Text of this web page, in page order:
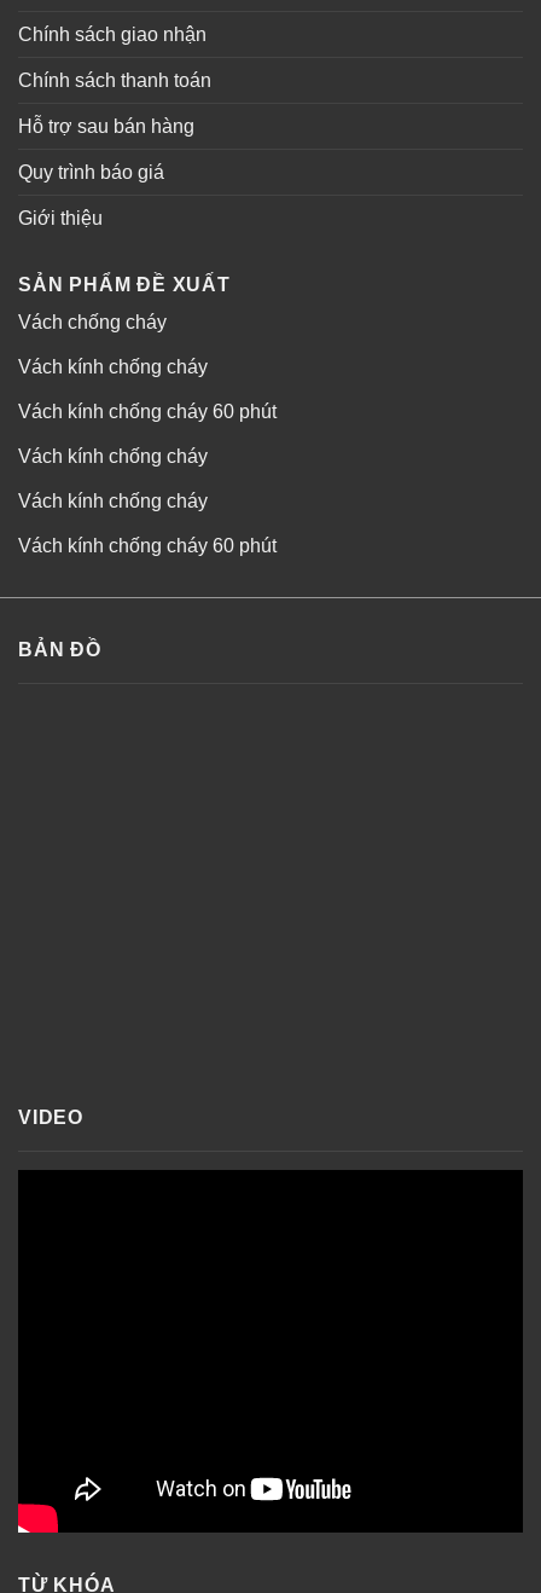
Chính sách giao nhận
Chính sách thanh toán
Hỗ trợ sau bán hàng
Quy trình báo giá
Giới thiệu
SẢN PHẨM ĐỀ XUẤT
Vách chống cháy
Vách kính chống cháy
Vách kính chống cháy 60 phút
Vách kính chống cháy
Vách kính chống cháy
Vách kính chống cháy 60 phút
BẢN ĐỒ
VIDEO
TỪ KHÓA